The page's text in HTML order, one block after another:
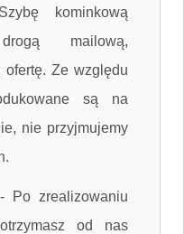
kominkową
mailową,
Ze względu
są na
nie przyjmujemy
-
Po zrealizowaniu
od nas